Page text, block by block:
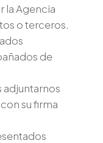
la Agencia
o terceros.
de
adjuntarnos
su firma